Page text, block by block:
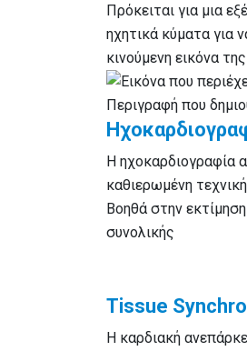
Πρόκειται για μια
ηχητικά κύματα για
κινούμενη εικόνα
Η ηχοκαρδιογραφία
καθιερωμένη
Βοηθά στην
συνολικής
Tissue
Η καρδιακή